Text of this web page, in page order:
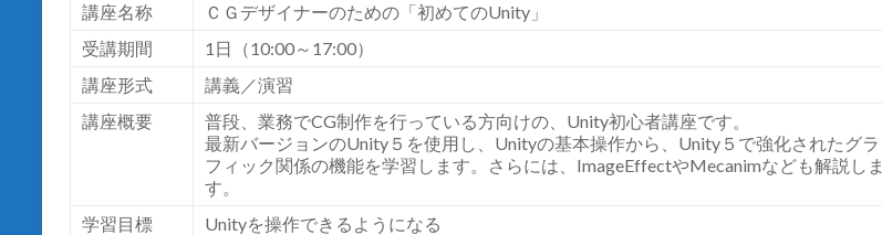
講座名称
ＣＧデザイナーのための「初めてのUnity」
受講期間
1日（10:00～17:00）
講座形式
講義／演習
講座概要
普段、業務でCG制作を行っている方向けの、Unity初心者講座です。
最新バージョンのUnity５を使用し、Unityの基本操作から、Unity５で強化されたグラ
フィック関係の機能を学習します。さらには、ImageEffectやMecanimなども解説しま
す。
学習目標
Unityを操作できるようになる